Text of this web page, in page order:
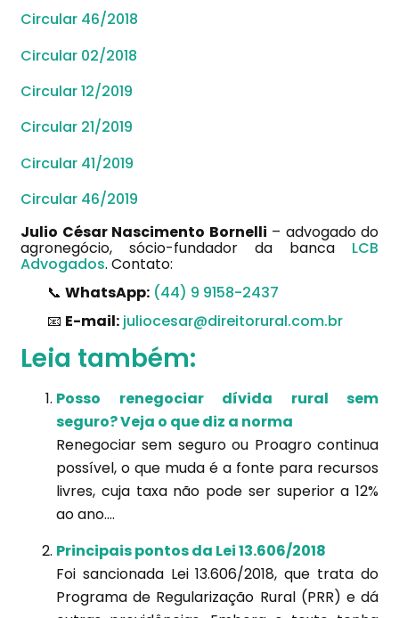
Circular 46/2018
Circular 02/2018
Circular 12/2019
Circular 21/2019
Circular 41/2019
Circular 46/2019
Julio César Nascimento Bornelli – advogado do
agronegócio, sócio-fundador da banca LCB
Advogados. Contato:
📞 WhatsApp: (44) 9 9158-2437
📧 E-mail: juliocesar@direitorural.com.br
Leia também:
Posso renegociar dívida rural sem
seguro? Veja o que diz a norma
Renegociar sem seguro ou Proagro continua
possível, o que muda é a fonte para recursos
livres, cuja taxa não pode ser superior a 12%
ao ano....
Principais pontos da Lei 13.606/2018
Foi sancionada Lei 13.606/2018, que trata do
Programa de Regularização Rural (PRR) e dá